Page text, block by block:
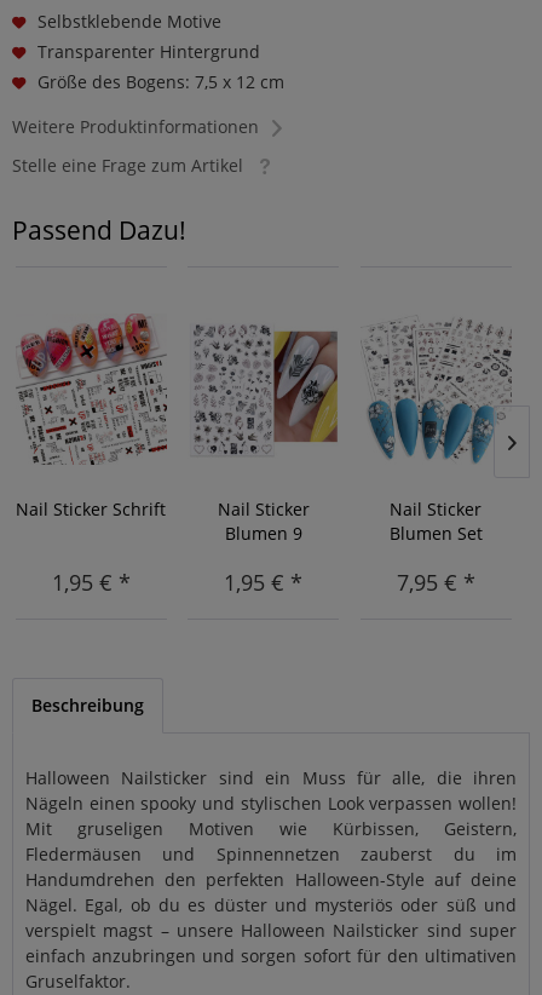
Selbstklebende Motive
Transparenter Hintergrund
Größe des Bogens: 7,5 x 12 cm
Weitere Produktinformationen
Stelle eine Frage zum Artikel
Passend Dazu!
Nail Sticker Schrift
1,95 € *
Nail Sticker
Blumen 9
1,95 € *
Nail Sticker
Blumen Set
7,95 € *
Beschreibung
Halloween Nailsticker sind ein Muss für alle, die ihren
Nägeln einen spooky und stylischen Look verpassen wollen!
Mit gruseligen Motiven wie Kürbissen, Geistern,
Fledermäusen und Spinnennetzen zauberst du im
Handumdrehen den perfekten Halloween-Style auf deine
Nägel. Egal, ob du es düster und mysteriös oder süß und
verspielt magst – unsere Halloween Nailsticker sind super
einfach anzubringen und sorgen sofort für den ultimativen
Gruselfaktor.